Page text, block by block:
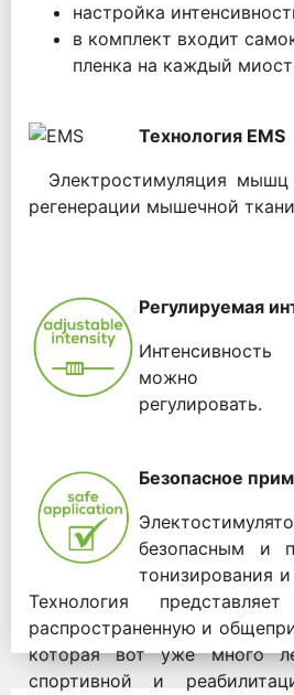
настройка
в комплект входит
пленка на каждый
Технология EMS
Электростимуляция мышц
регенерации мышечной ткани
Регулируемая
можно
регулировать.
Безопасное
безопасным и
тонизирования
Технология
распространенную и
которая вот уже много
спортивной и